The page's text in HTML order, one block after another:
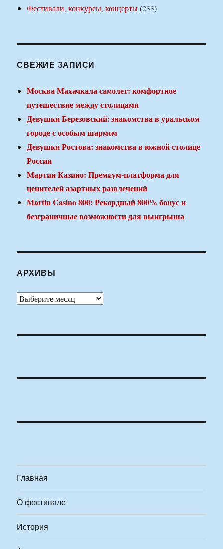
Фестивали, конкурсы, концерты(233)
СВЕЖИЕ ЗАПИСИ
Москва Махачкала самолет: комфортное
путешествие между столицами
Девушки Березовский: знакомства в уральском
городе с особым шармом
Девушки Ростова: знакомства в южной столице
России
Мартин Казино: Премиум-платформа для
ценителей азартных развлечений
Martin Casino 800: Рекордный 800% бонус и
безграничные возможности для выигрыша
АРХИВЫ
Архивы
Главная
О фестивале
История